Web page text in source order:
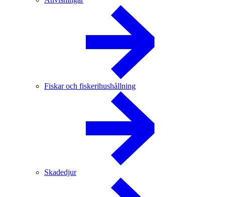
Fiskar och fiskerihushållning
Skadedjur